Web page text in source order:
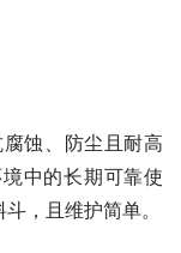
蚀、防尘且耐高
中的长期可靠使
，且维护简单。